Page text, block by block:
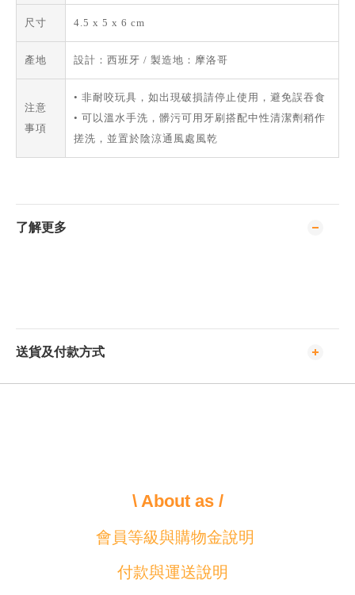
尺寸 4.5 x 5 x 6 cm
產地 設計：西班牙 / 製造地：摩洛哥
注意
事項
• 非耐咬玩具，如出現破損請停止使用，避免誤吞食
• 可以溫水手洗，髒污可用牙刷搭配中性清潔劑稍作
搓洗，並置於陰涼通風處風乾
了解更多
送貨及付款方式
\ About as /
會員等級與購物金說明
付款與運送說明